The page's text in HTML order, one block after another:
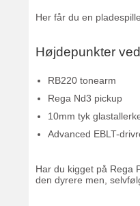
Her får du en
Højdepunkter
RB220 tonearm
Rega Nd3 pickup
10mm tyk
Advanced EBLT-
Har du kigget på Rega
den dyrere men,